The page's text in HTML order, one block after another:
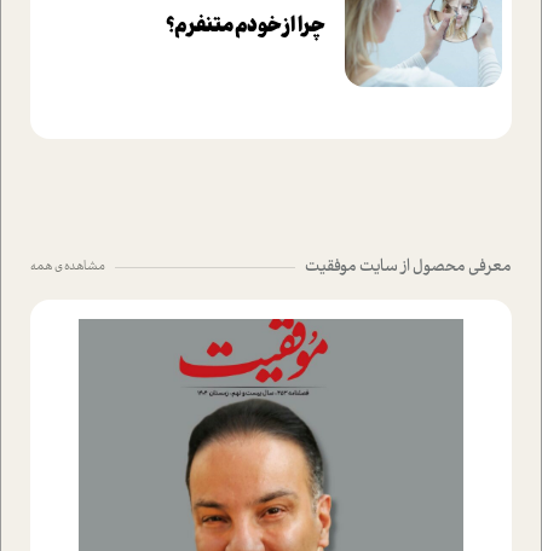
چرا از خودم متنفرم؟
معرفی محصول از سایت موفقیت مشاهده ی همه